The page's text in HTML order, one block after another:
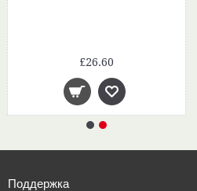
£26.60
Поддержка